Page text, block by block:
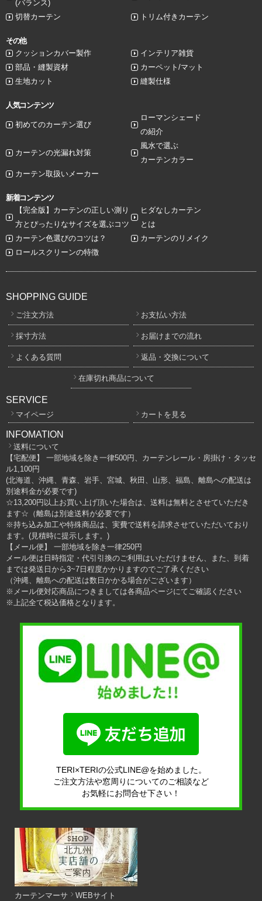
(バランス)
切替カーテン トリム付きカーテン
その他
クッションカバー製作
インテリア雑貨
部品・縫製資材
カーペット/マット
生地カット
縫製仕様
人気コンテンツ
初めてのカーテン選び
ローマンシェード
の紹介
カーテンの光漏れ対策
風水で選ぶ
カーテンカラー
カーテン取扱いメーカー
新着コンテンツ
【完全版】カーテンの正しい測り
方とぴったりなサイズを選ぶコツ
ヒダなしカーテン
とは
カーテン色選びのコツは？
カーテンのリメイク
ロールスクリーンの特徴
SHOPPING GUIDE
ご注文方法 お支払い方法
採寸方法 お届けまでの流れ
よくある質問 返品・交換について
在庫切れ商品について
SERVICE
マイページ カートを見る
INFOMATION
送料について
【宅配便】 一部地域を除き一律500円、カーテンレール・房掛け・タッセ
ル1,100円
(北海道、沖縄、青森、岩手、宮城、秋田、山形、福島、離島への配送は
別途料金が必要です)
☆13,200円以上お買い上げ頂いた場合は、送料は無料とさせていただき
ます☆（離島は別途送料が必要です）
※持ち込み加工や特殊商品は、実費で送料を請求させていただいており
ます。(見積時に提示します。)
【メール便】 一部地域を除き一律250円
メール便は日時指定・代引引換のご利用はいただけません、また、到着
までは発送日から3~7日程度かかりますのでご了承ください
（沖縄、離島への配送は数日かかる場合がございます）
※メール便対応商品につきましては各商品ページにてご確認ください
※上記全て税込価格となります。
TERI×TERIの公式LINE@を始めました。
ご注文方法や窓周りについてのご相談など
お気軽にお問合せ下さい！
カーテンマーサ WEBサイト